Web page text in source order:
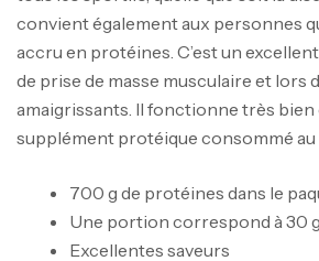
convient également aux personnes
accru en protéines. C’est un
de prise de masse musculaire et lors
amaigrissants. Il fonctionne très bien
supplément protéique consommé au
700 g de protéines dans le
Une portion correspond à 30
Excellentes saveurs